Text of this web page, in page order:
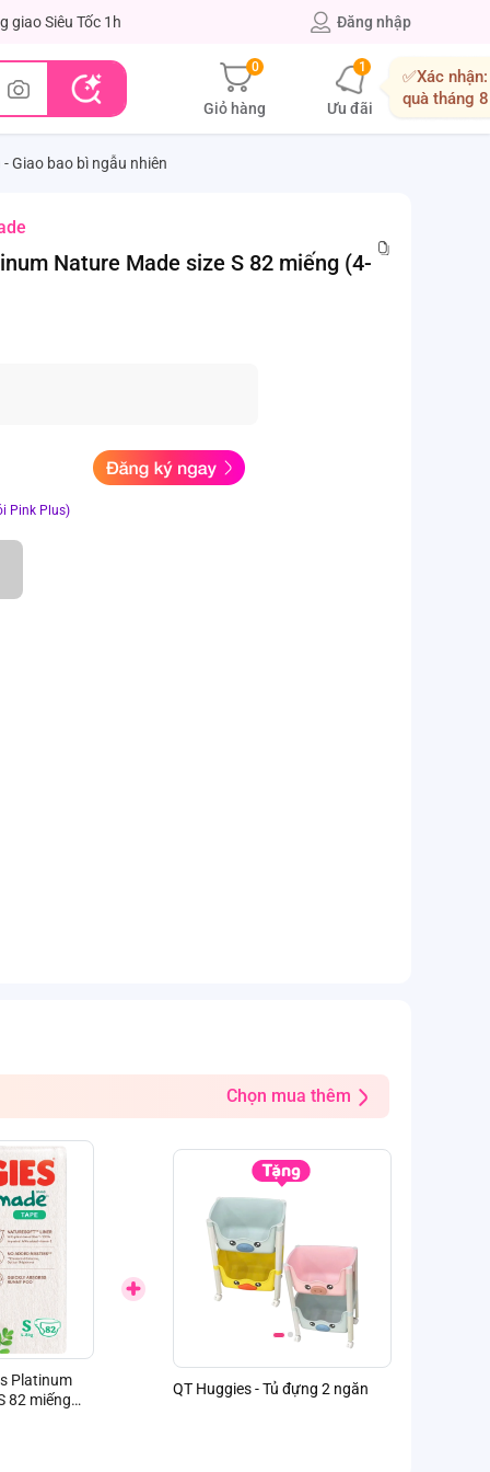
giao Siêu Tốc 1h Đăng nhập
0
Giỏ hàng
1
Ưu đãi
✅Xác
quà tháng
Giao bao bì ngẫu nhiên
Nature Made size S 82 miếng (4-
Pink Plus)
Chọn mua thêm
Platinum
82 miếng
QT Huggies - Tủ đựng 2 ngăn